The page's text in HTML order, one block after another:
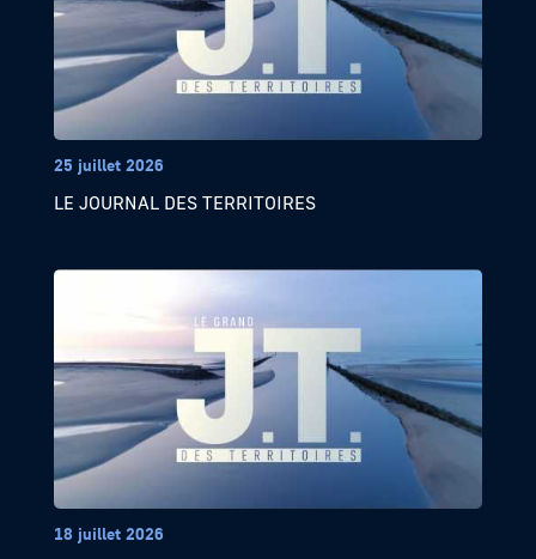
25 juillet 2026
LE JOURNAL DES TERRITOIRES
18 juillet 2026